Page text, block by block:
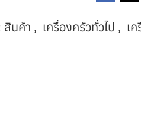
สินค้า , เครื่องครัวทั่วไป , เ